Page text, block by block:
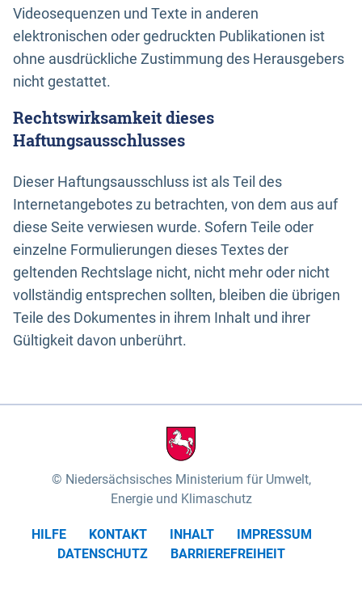
Videosequenzen und Texte in anderen
elektronischen oder gedruckten Publikationen ist
ohne ausdrückliche Zustimmung des Herausgebers
nicht gestattet.
Rechtswirksamkeit dieses
Haftungsausschlusses
Dieser Haftungsausschluss ist als Teil des
Internetangebotes zu betrachten, von dem aus auf
diese Seite verwiesen wurde. Sofern Teile oder
einzelne Formulierungen dieses Textes der
geltenden Rechtslage nicht, nicht mehr oder nicht
vollständig entsprechen sollten, bleiben die übrigen
Teile des Dokumentes in ihrem Inhalt und ihrer
Gültigkeit davon unberührt.
Niedersächsisches Ministerium für Umwelt,
Energie und Klimaschutz
HILFE KONTAKT INHALT
IMPRESSUM
DATENSCHUTZ
BARRIEREFREIHEIT